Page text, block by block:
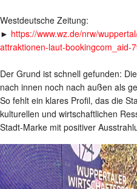
Westdeutsche Zeitung:
► https://www.wz.de/nrw/
attraktionen-laut-bookingcom_aid-
Der Grund ist schnell gefunden:
nach innen noch nach außen als
So fehlt ein klares Profil, das die
kulturellen und wirtschaftlichen
Stadt-Marke mit positiver